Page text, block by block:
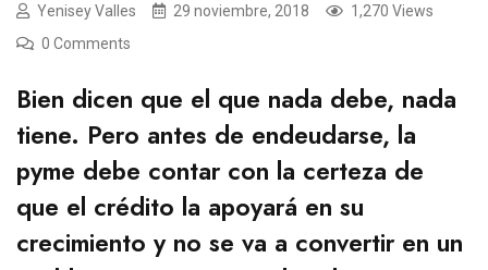
Yenisey Valles 29 noviembre, 2018
1,270 Views
0 Comments
Bien dicen que el que nada debe, nada
tiene. Pero antes de endeudarse, la
pyme debe contar con la certeza de
que el crédito la apoyará en su
crecimiento y no se va a convertir en un